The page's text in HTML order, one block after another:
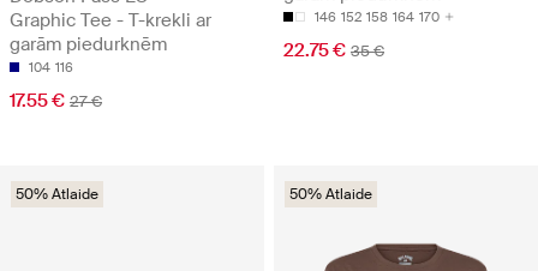
Graphic Tee - T-krekli ar
garām piedurknēm
104 116
17.55 € 27 €
146 152 158 164 170
22.75 € 35 €
50% Atlaide 50% Atlaide